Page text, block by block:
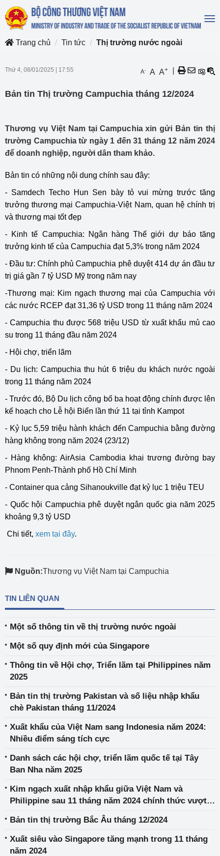
Trang chủ
Tin tức Thị trường nước ngoài
Thứ 4, 08/01/2025 17:55 A- A A+
Bản tin Thị trường Campuchia tháng 12/2024
Thương vụ Việt Nam tại Campuchia xin gửi Bản tin thị
trường Campuchia từ ngày 1 đến 31 tháng 12 năm 2024
để doanh nghiệp, người dân tham khảo.
Bản tin có những nội dung chính sau đây:
- Samdech Techo Hun Sen bày tỏ vui mừng trước tăng
trưởng thương mại Campuchia-Việt Nam, quan hệ chính trị
và thương mại tốt đẹp
- Kinh tế Campuchia: Ngân hàng Thế giới dự báo tăng
trưởng kinh tế của Campuchia đạt 5,3% trong năm 2024
- Đầu tư: Chính phủ Campuchia phê duyệt 414 dự án đầu tư
trị giá gần 7 tỷ USD Mỹ trong năm nay
-Thương mại: Kim ngạch thương mại của Campuchia với
các nước RCEP đạt 31,36 tỷ USD trong 11 tháng năm 2024
- Campuchia thu được 568 triệu USD từ xuất khẩu mủ cao
su trong 11 tháng đầu năm 2024
- Hội chợ, triển lãm
- Du lịch: Campuchia thu hút 6 triệu du khách nước ngoài
trong 11 tháng năm 2024
- Trước đó, Bộ Du lịch công bố ba hoạt động chính được lên
kế hoạch cho Lễ hội Biển lần thứ 11 tại tỉnh Kampot
- Kỷ lục 5,59 triệu hành khách đến Campuchia bằng đường
hàng không trong năm 2024 (23/12)
- Hàng không: AirAsia Cambodia khai trương đường bay
Phnom Penh-Thành phố Hồ Chí Minh
- Container qua cảng Sihanoukville đạt kỷ lục 1 triệu TEU
- Quốc hội Campuchia phê duyệt ngân quốc gia năm 2025
khoảng 9,3 tỷ USD
Chi tiết, xem tại đây.
Nguồn:Thương vụ Việt Nam tại Campuchia
TIN LIÊN QUAN
Một số thông tin về thị trường nước ngoài
Một số quy định mới của Singapore
Thông tin về Hội chợ, Triển lãm tại Philippines năm
2025
Bản tin thị trường Pakistan và số liệu nhập khẩu
chè Pakistan tháng 11/2024
Xuất khẩu của Việt Nam sang Indonesia năm 2024:
Nhiều điểm sáng tích cực
Danh sách các hội chợ, triển lãm quốc tế tại Tây
Ban Nha năm 2025
Kim ngạch xuất nhập khẩu giữa Việt Nam và
Philippine sau 11 tháng năm 2024 chính thức vượt
Bản tin thị trường Bắc Âu tháng 12/2024
Xuất siêu vào Singapore tăng mạnh trong 11 tháng
năm 2024